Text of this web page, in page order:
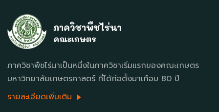
ภาควิชาพืชไร่นาเป็นหนึ่งในภาควิชาเริ่มแรกของคณะเกษตร
มหาวิทยาลัยเกษตรศาสตร์ ที่ได้ก่อตั้งมาเกือบ 80 ปี
รายละเอียดเพิ่มเติม